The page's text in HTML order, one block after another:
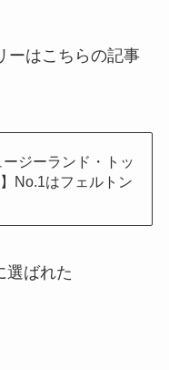
ーはこちらの記事
ージーランド・トッ
No.1はフェルトン
選ばれた